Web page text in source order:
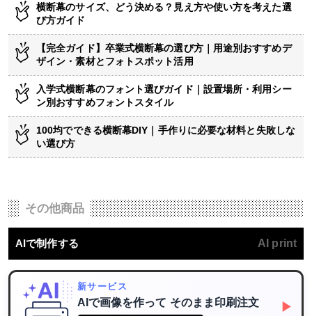
横断幕のサイズ、どう決める？見え方や使い方を考えた選
び方ガイド
【完全ガイド】卒業式横断幕の選び方｜用途別おすすめデ
ザイン・素材とフォトスポット活用
入学式横断幕のフォント選びガイド｜設置場所・利用シー
ン別おすすめフォントスタイル
100均でできる横断幕DIY｜手作りに必要な材料と失敗しな
い選び方
その他商品
AIで制作する AI print
新サービス
AIで画像を作って そのまま印刷注文
▶